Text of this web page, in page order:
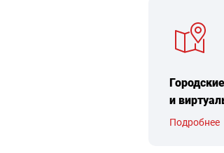
Городские
и
Подробнее